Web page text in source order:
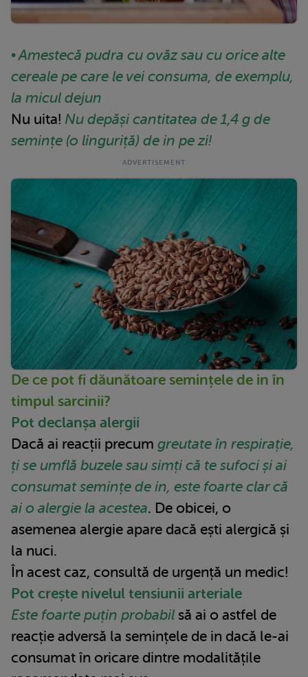
• Amestecă pudra cu ovăz sau cu orice alte
cereale pe care le vei consuma, de exemplu,
la micul dejun
Nu uita! Nu depăși cantitatea de 1,4 g de
semințe (o linguriță) de in pe zi!
De ce pot fi dăunătoare semințele de in în
timpul sarcinii?
Pot declanșa alergii
Dacă ai reacții precum greutate în respirație,
ți se umflă buzele sau simți că te sufoci și ai
consumat semințe de in, este foarte clar că
ai o alergie la acestea. De obicei, o
asemenea alergie apare dacă ești alergică și
la nuci.
În acest caz, consultă de urgență un medic!
Pot crește nivelul tensiunii arteriale
Este foarte puțin probabil să ai o astfel de
reacție adversă la semințele de in dacă le-ai
consumat în oricare dintre modalitățile